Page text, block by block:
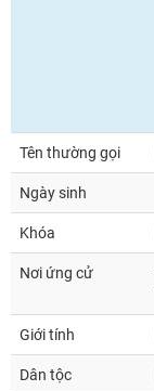
Tên thường gọi
Ngày sinh
Khóa
Nơi ứng cử
Giới tính
Dân tộc